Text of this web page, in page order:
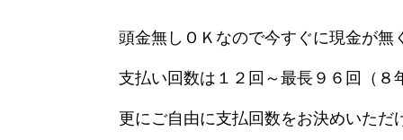
頭金無しＯＫなので今すぐに現金が無
支払い回数は１２回～最長９６回（８
更にご自由に支払回数をお決めいただ